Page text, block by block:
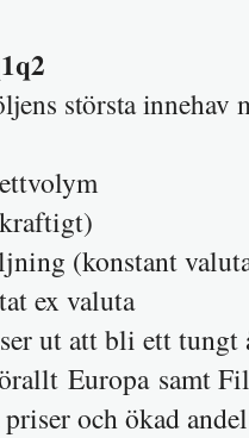
största innehav
-5%
(konstant
ex valuta
ut att bli ett
Europa samt
och ökad